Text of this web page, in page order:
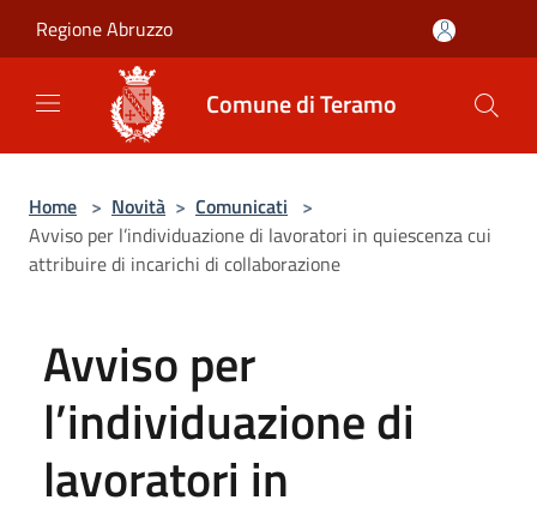
Regione Abruzzo
Comune di Teramo
Home > Novità > Comunicati >
Avviso per l’individuazione di lavoratori in quiescenza cui
attribuire di incarichi di collaborazione
Avviso per
l’individuazione di
lavoratori in